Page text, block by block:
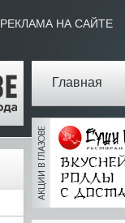
Главная
РЕКЛАМА НА САЙТЕ